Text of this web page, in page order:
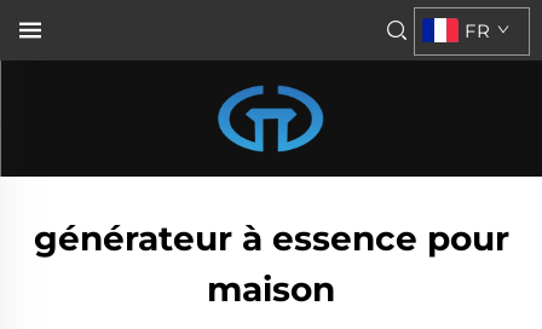
FR
générateur à essence pour
maison